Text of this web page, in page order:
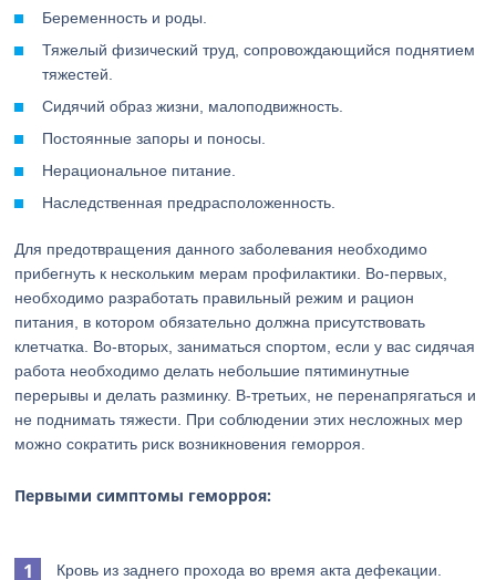
Беременность и роды.
Тяжелый физический труд, сопровождающийся поднятием
тяжестей.
Сидячий образ жизни, малоподвижность.
Постоянные запоры и поносы.
Нерациональное питание.
Наследственная предрасположенность.
Для предотвращения данного заболевания необходимо
прибегнуть к нескольким мерам профилактики. Во-первых,
необходимо разработать правильный режим и рацион
питания, в котором обязательно должна присутствовать
клетчатка. Во-вторых, заниматься спортом, если у вас сидячая
работа необходимо делать небольшие пятиминутные
перерывы и делать разминку. В-третьих, не перенапрягаться и
не поднимать тяжести. При соблюдении этих несложных мер
можно сократить риск возникновения геморроя.
Первыми симптомы геморроя:
Кровь из заднего прохода во время акта дефекации.